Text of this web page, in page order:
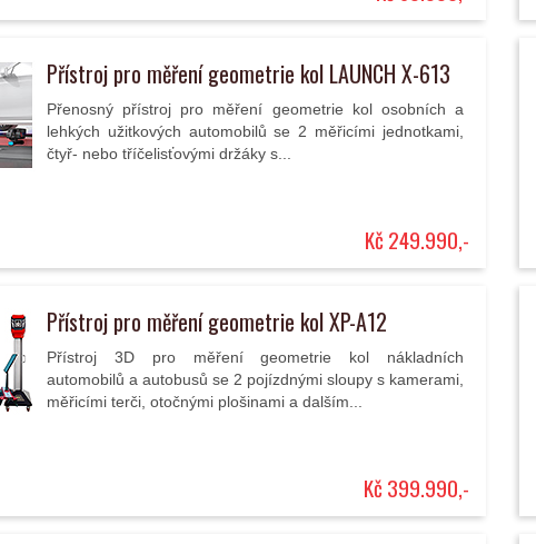
Přístroj pro měření geometrie kol LAUNCH X-613
Přenosný přístroj pro měření geometrie kol osobních a
lehkých užitkových automobilů se 2 měřicími jednotkami,
čtyř- nebo tříčelisťovými držáky s...
Kč 249.990,-
Přístroj pro měření geometrie kol XP-A12
Přístroj 3D pro měření geometrie kol nákladních
automobilů a autobusů se 2 pojízdnými sloupy s kamerami,
měřicími terči, otočnými plošinami a dalším...
Kč 399.990,-